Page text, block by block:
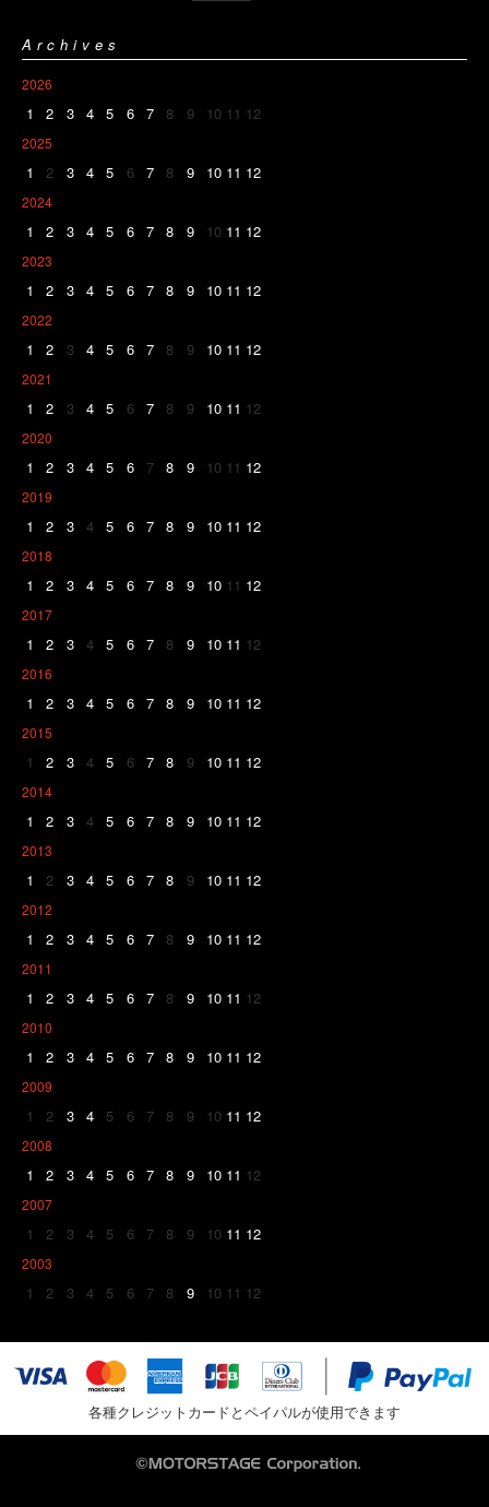
Archives
2026
1 2 3 4 5 6 7 8 9 10 11 12
2025
1 2 3 4 5 6 7 8 9 10 11 12
2024
1 2 3 4 5 6 7 8 9 10 11 12
2023
1 2 3 4 5 6 7 8 9 10 11 12
2022
1 2 3 4 5 6 7 8 9 10 11 12
2021
1 2 3 4 5 6 7 8 9 10 11 12
2020
1 2 3 4 5 6 7 8 9 10 11 12
2019
1 2 3 4 5 6 7 8 9 10 11 12
2018
1 2 3 4 5 6 7 8 9 10 11 12
2017
1 2 3 4 5 6 7 8 9 10 11 12
2016
1 2 3 4 5 6 7 8 9 10 11 12
2015
1 2 3 4 5 6 7 8 9 10 11 12
2014
1 2 3 4 5 6 7 8 9 10 11 12
2013
1 2 3 4 5 6 7 8 9 10 11 12
2012
1 2 3 4 5 6 7 8 9 10 11 12
2011
1 2 3 4 5 6 7 8 9 10 11 12
2010
1 2 3 4 5 6 7 8 9 10 11 12
2009
1 2 3 4 5 6 7 8 9 10 11 12
2008
1 2 3 4 5 6 7 8 9 10 11 12
2007
1 2 3 4 5 6 7 8 9 10 11 12
2003
1 2 3 4 5 6 7 8 9 10 11 12
各種クレジットカードとペイパルが使用できます